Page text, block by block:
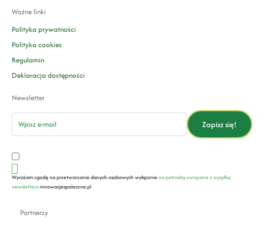
Ważne linki
Polityka prywatności
Polityka cookies
Regulamin
Deklaracja dostępności
Newsletter
email
Zapisz się!
Wyrażam zgodę na przetwarzanie danych osobowych wyłączniena potrzeby związane z wysyłką
newsletterainnowacjespoleczne.pl
Partnerzy